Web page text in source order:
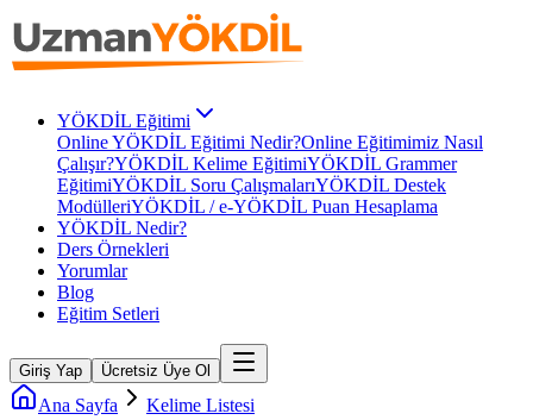
YÖKDİL Eğitimi
Online YÖKDİL Eğitimi Nedir?Online Eğitimimiz Nasıl
Çalışır?YÖKDİL Kelime EğitimiYÖKDİL Grammer
EğitimiYÖKDİL Soru ÇalışmalarıYÖKDİL Destek
ModülleriYÖKDİL / e-YÖKDİL Puan Hesaplama
YÖKDİL Nedir?
Ders Örnekleri
Yorumlar
Blog
Eğitim Setleri
Giriş Yap Ücretsiz Üye Ol
Ana Sayfa Kelime Listesi